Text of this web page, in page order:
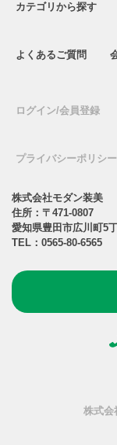
カテゴリから探す
よくあるご質問
ログイン/会員登録
プライバシーポリシー
株式会社モダン装美
住所：〒471-0807
愛知県豊田市広川町5
TEL： 0565-80-6565
株式会